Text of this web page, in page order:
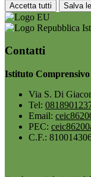
Accetta tutti Salva
Contatti
Istituto Comprensivo
Via S. Di
Tel:
Email:
PEC:
C.F.: